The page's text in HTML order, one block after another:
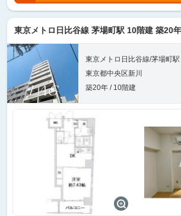
東京メトロ日比谷線 茅場町駅 10階建 築20年
東京メトロ日比谷線/茅場町
東京都中央区新川
築20年 / 10階建